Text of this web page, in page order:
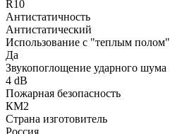
R10
Антистатичность
Антистатический
Использование с "теплым полом"
Да
Звукопоглощение ударного шума
4 dB
Пожарная безопасность
КМ2
Страна изготовитель